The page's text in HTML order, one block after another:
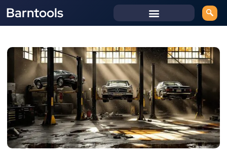
Barntools